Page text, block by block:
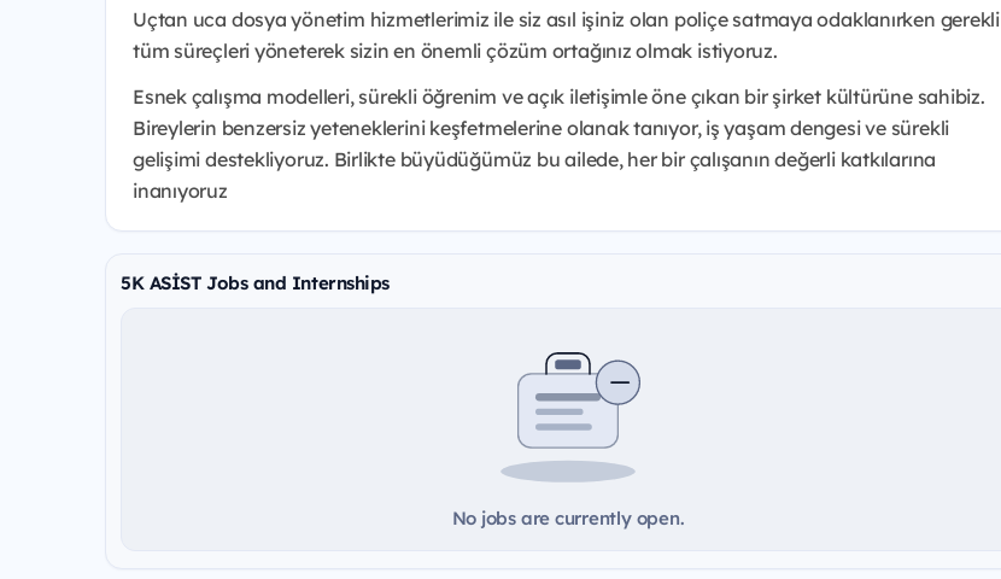
Uçtan uca dosya yönetim hizmetlerimiz ile siz asıl işiniz olan poliçe satmaya odaklanırken gerekli
tüm süreçleri yöneterek sizin en önemli çözüm ortağınız olmak istiyoruz.
Esnek çalışma modelleri, sürekli öğrenim ve açık iletişimle öne çıkan bir şirket kültürüne sahibiz.
Bireylerin benzersiz yeteneklerini keşfetmelerine olanak tanıyor, iş yaşam dengesi ve sürekli
gelişimi destekliyoruz. Birlikte büyüdüğümüz bu ailede, her bir çalışanın değerli katkılarına
inanıyoruz
5K ASİST Jobs and Internships
No jobs are currently open.